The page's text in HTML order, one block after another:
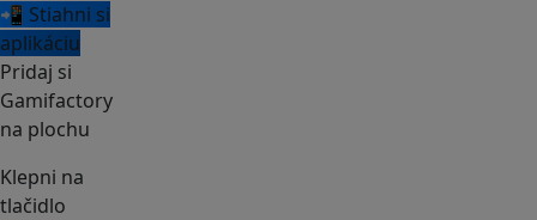
📲 Stiahni si
aplikáciu
Pridaj si
Gamifactory
na plochu
Klepni na
tlačidlo